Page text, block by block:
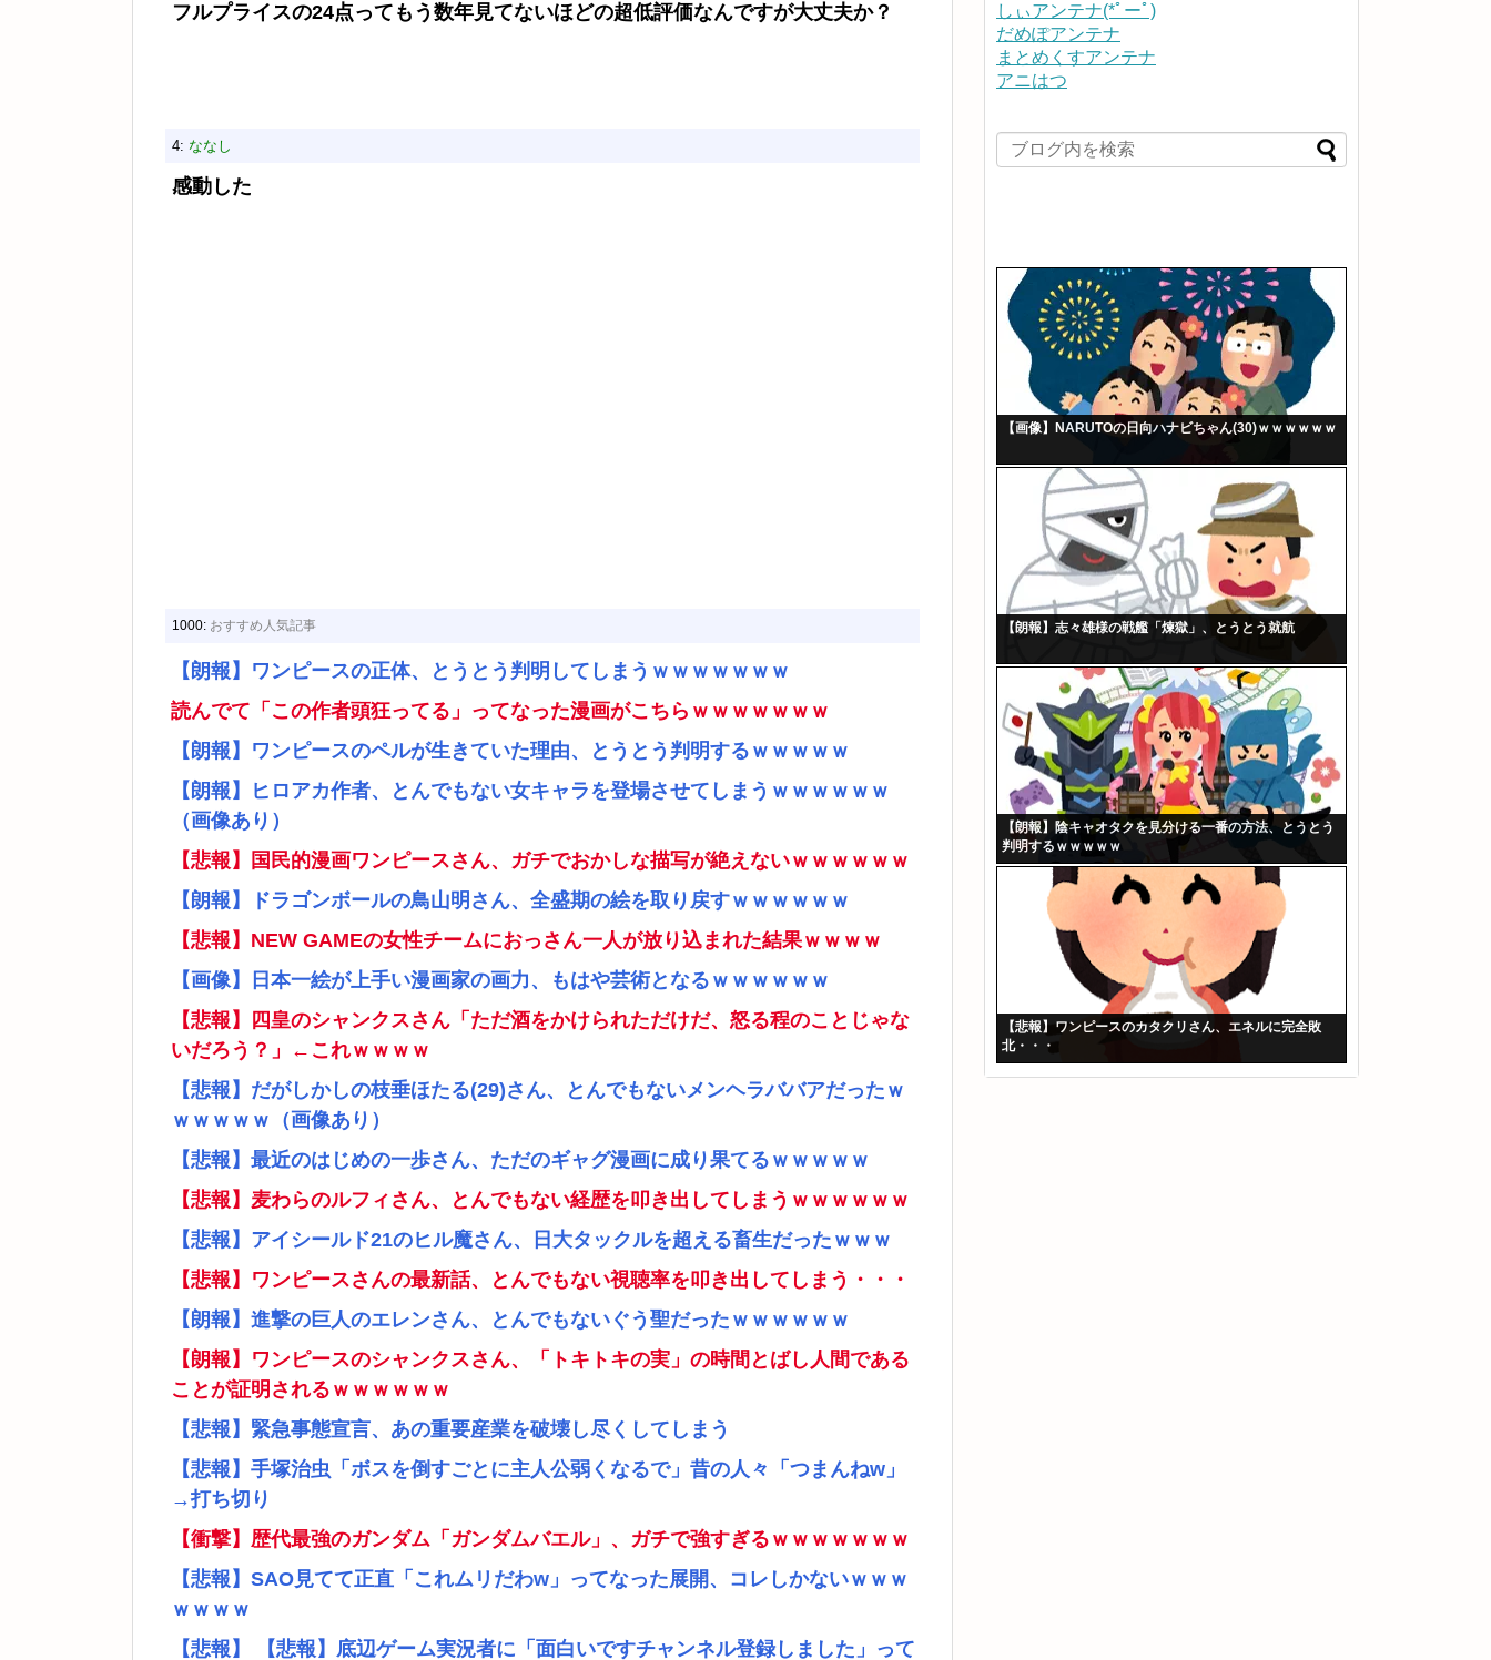
フルプライスの24点ってもう数年見てないほどの超低評価なんですが大丈夫か？
4: ななし
感動した
1000: おすすめ人気記事
【朗報】ワンピースの正体、とうとう判明してしまうｗｗｗｗｗｗｗ
読んでて「この作者頭狂ってる」ってなった漫画がこちらｗｗｗｗｗｗｗ
【朗報】ワンピースのペルが生きていた理由、とうとう判明するｗｗｗｗｗ
【朗報】ヒロアカ作者、とんでもない女キャラを登場させてしまうｗｗｗｗｗｗ
（画像あり）
【悲報】国民的漫画ワンピースさん、ガチでおかしな描写が絶えないｗｗｗｗｗｗ
【朗報】ドラゴンボールの鳥山明さん、全盛期の絵を取り戻すｗｗｗｗｗｗ
【悲報】NEW GAMEの女性チームにおっさん一人が放り込まれた結果ｗｗｗｗ
【画像】日本一絵が上手い漫画家の画力、もはや芸術となるｗｗｗｗｗｗ
【悲報】四皇のシャンクスさん「ただ酒をかけられただけだ、怒る程のことじゃな
いだろう？」←これｗｗｗｗ
【悲報】だがしかしの枝垂ほたる(29)さん、とんでもないメンヘラババアだったｗ
ｗｗｗｗｗ（画像あり）
【悲報】最近のはじめの一歩さん、ただのギャグ漫画に成り果てるｗｗｗｗｗ
【悲報】麦わらのルフィさん、とんでもない経歴を叩き出してしまうｗｗｗｗｗｗ
【悲報】アイシールド21のヒル魔さん、日大タックルを超える畜生だったｗｗｗ
【悲報】ワンピースさんの最新話、とんでもない視聴率を叩き出してしまう・・・
【朗報】進撃の巨人のエレンさん、とんでもないぐう聖だったｗｗｗｗｗｗ
【朗報】ワンピースのシャンクスさん、「トキトキの実」の時間とばし人間である
ことが証明されるｗｗｗｗｗｗ
【悲報】緊急事態宣言、あの重要産業を破壊し尽くしてしまう
【悲報】手塚治虫「ボスを倒すごとに主人公弱くなるで」昔の人々「つまんねw」
→打ち切り
【衝撃】歴代最強のガンダム「ガンダムバエル」、ガチで強すぎるｗｗｗｗｗｗｗ
【悲報】SAO見てて正直「これムリだわw」ってなった展開、コレしかないｗｗｗ
ｗｗｗｗ
【悲報】 【悲報】底辺ゲーム実況者に「面白いですチャンネル登録しました」って
しぃアンテナ(*ﾟーﾟ)
だめぽアンテナ
まとめくすアンテナ
アニはつ
【画像】NARUTOの日向ハナビちゃん(30)ｗｗｗｗｗｗ
【朗報】志々雄様の戦艦「煉獄」、とうとう就航
【朗報】陰キャオタクを見分ける一番の方法、とうとう
判明するｗｗｗｗｗ
【悲報】ワンピースのカタクリさん、エネルに完全敗
北・・・